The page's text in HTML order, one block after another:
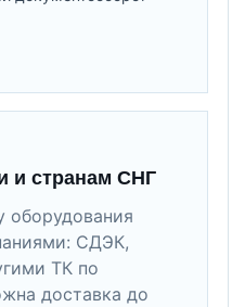
и странам СНГ
оборудования
СДЭК,
ТК по
доставка до